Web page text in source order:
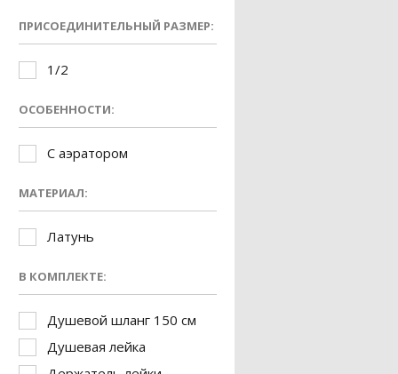
ПРИСОЕДИНИТЕЛЬНЫЙ РАЗМЕР:
1/2
ОСОБЕННОСТИ:
С аэратором
МАТЕРИАЛ:
Латунь
В КОМПЛЕКТЕ:
Душевой шланг 150 см
Душевая лейка